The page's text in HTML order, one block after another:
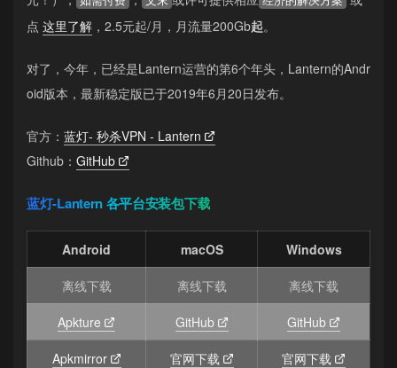
点 这里了解 ，2.5元起/月，月流量200Gb起。
对了，今年，已经是Lantern运营的第6个年头，Lantern的Andr
oid版本，最新稳定版已于2019年6月20日发布。
官方： 蓝灯- 秒杀VPN - Lantern
Github： GitHub
蓝灯-Lantern 各平台安装包下载
Android macOS Windows
离线下载 离线下载 离线下载
Apkture GitHub GitHub
Apkmirror 官网下载 官网下载